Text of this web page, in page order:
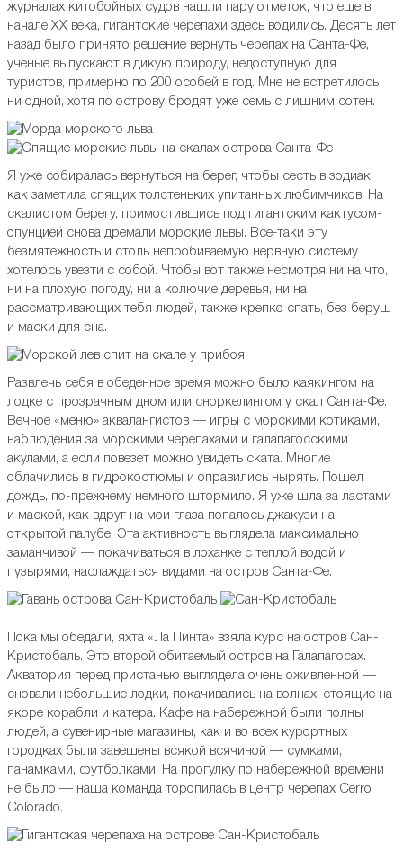
журналах китобойных судов нашли пару отметок, что еще в
начале XX века, гигантские черепахи здесь водились. Десять лет
назад было принято решение вернуть черепах на Санта-Фе,
ученые выпускают в дикую природу, недоступную для
туристов, примерно по 200 особей в год. Мне не встретилось
ни одной, хотя по острову бродят уже семь с лишним сотен.
Я уже собиралась вернуться на берег, чтобы сесть в зодиак,
как заметила спящих толстеньких упитанных любимчиков. На
скалистом берегу, примостившись под гигантским кактусом-
опунцией снова дремали морские львы. Все-таки эту
безмятежность и столь непробиваемую нервную систему
хотелось увезти с собой. Чтобы вот также несмотря ни на что,
ни на плохую погоду, ни а колючие деревья, ни на
рассматривающих тебя людей, также крепко спать, без беруш
и маски для сна.
Развлечь себя в обеденное время можно было каякингом на
лодке с прозрачным дном или сноркелингом у скал Санта-Фе.
Вечное «меню» аквалангистов — игры с морскими котиками,
наблюдения за морскими черепахами и галапагосскими
акулами, а если повезет можно увидеть ската. Многие
облачились в гидрокостюмы и оправились нырять. Пошел
дождь, по-прежнему немного штормило. Я уже шла за ластами
и маской, как вдруг на мои глаза попалось джакузи на
открытой палубе. Эта активность выглядела максимально
заманчивой — покачиваться в лоханке с теплой водой и
пузырями, наслаждаться видами на остров Санта-Фе.
Пока мы обедали, яхта «Ла Пинта» взяла курс на остров Сан-
Кристобаль. Это второй обитаемый остров на Галапагосах.
Акватория перед пристанью выглядела очень оживленной —
сновали небольшие лодки, покачивались на волнах, стоящие на
якоре корабли и катера. Кафе на набережной были полны
людей, а сувенирные магазины, как и во всех курортных
городках были завешены всякой всячиной — сумками,
панамками, футболками. На прогулку по набережной времени
не было — наша команда торопилась в центр черепах Cerro
Colorado.